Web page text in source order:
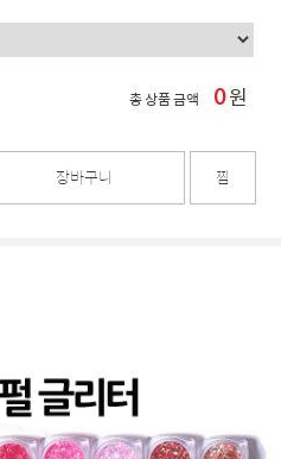
총 상품 금액 0원
장바구니 찜